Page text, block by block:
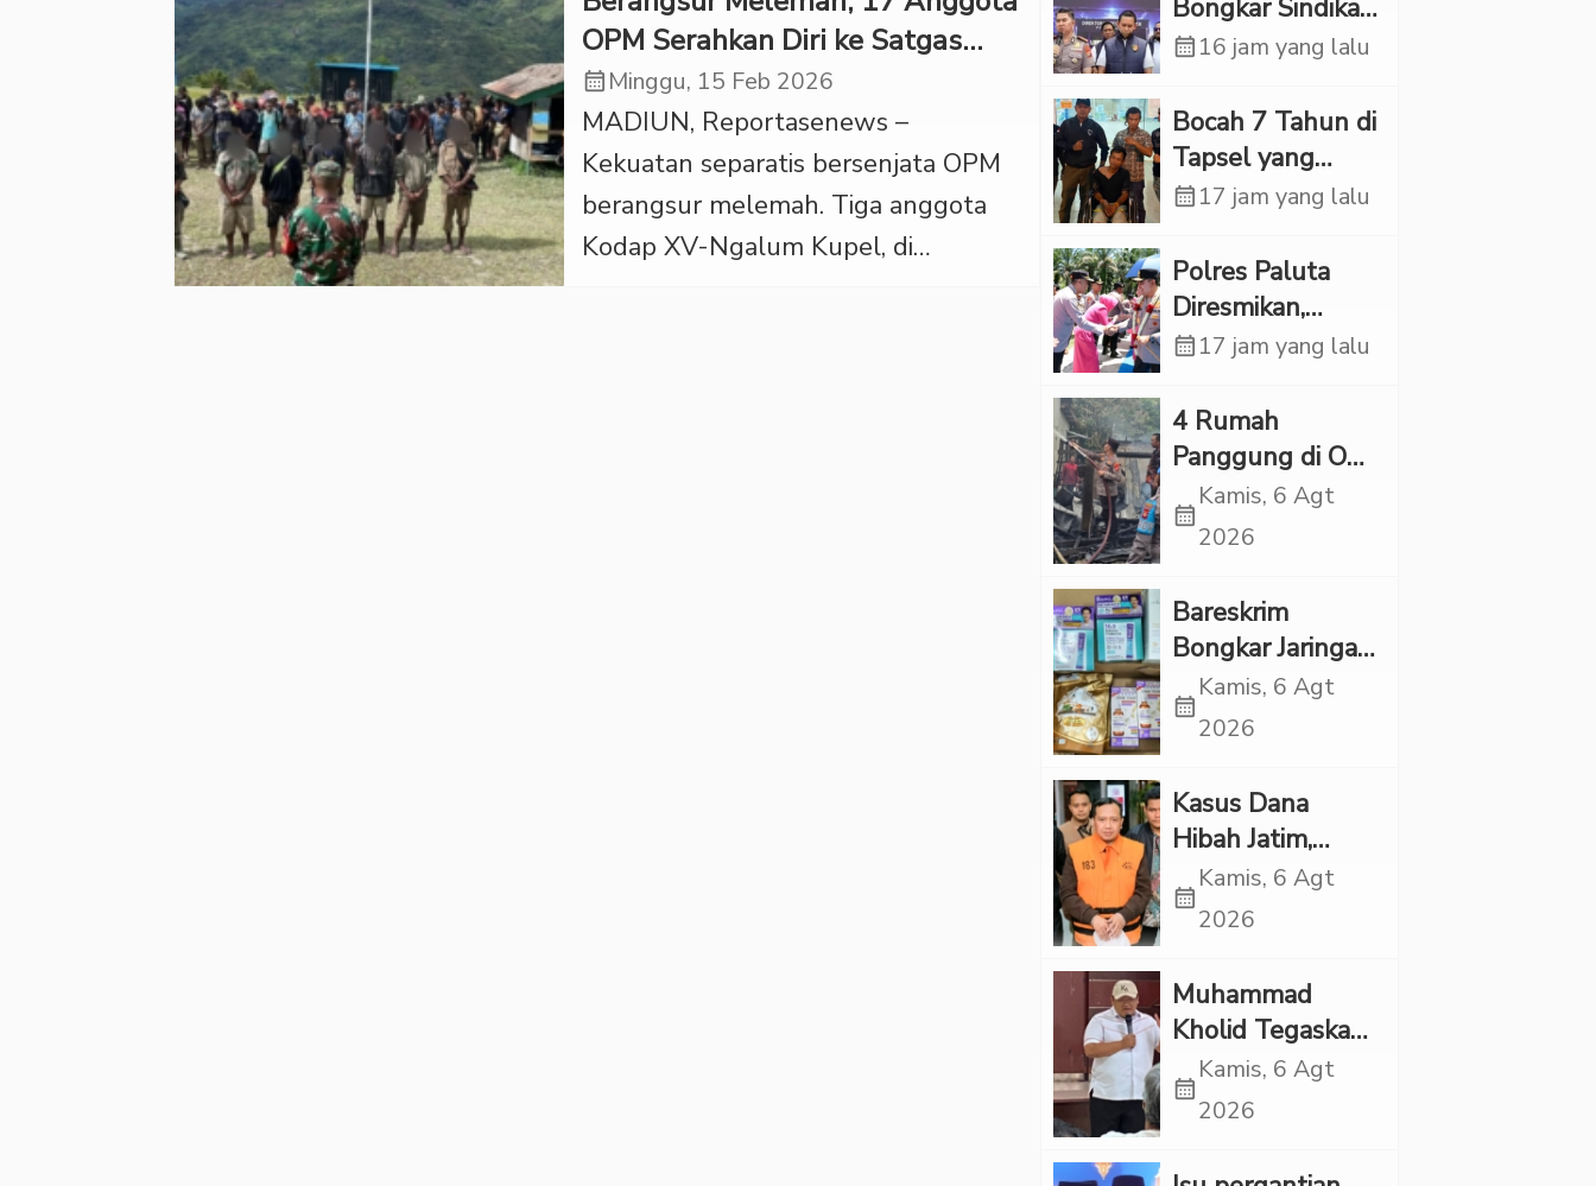
OPM Serahkan Diri ke Satgas
Koops Swasembada
calendar_monthMinggu, 15 Feb 2026
MADIUN, Reportasenews –
Kekuatan separatis bersenjata OPM
berangsur melemah. Tiga anggota
Kodap XV-Ngalum Kupel, di
Bongkar Sindikat
Scamming
Korban Rugi
Rp6,7 Miliar
calendar_month16 jam yang lalu
Bocah 7 Tahun di
Tapsel yang
Ditemukan
Ternyata Korban
Kekerasan
Seksual
calendar_month17 jam yang lalu
Polres Paluta
Diresmikan,
Begini
Kapolres Tapsel
calendar_month17 jam yang lalu
‎4 Rumah
Panggung di OKI
Ludes Terbakar,
Kerugian Capai
calendar_month
Kamis, 6 Agt
2026
Bareskrim
Bongkar Jaringan
Etomidate dari
Thailand, 4
calendar_month
Kamis, 6 Agt
2026
Kasus Dana
Hibah Jatim,
Siliwangi: Partai
Punya Tanggung
calendar_month
Kamis, 6 Agt
2026
Muhammad
Kholid Tegaskan
Propaganda
LGBT Harus
Minta Negara
calendar_month
Kamis, 6 Agt
2026